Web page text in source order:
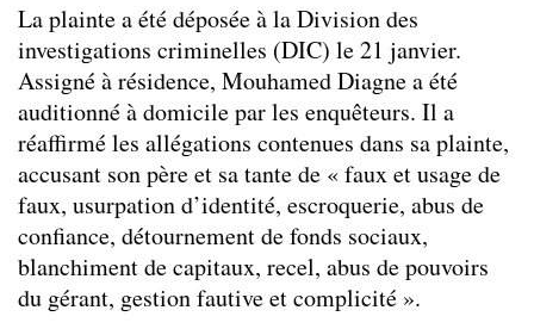
La plainte a été déposée à la Division des
investigations criminelles (DIC) le 21 janvier.
Assigné à résidence, Mouhamed Diagne a été
auditionné à domicile par les enquêteurs. Il a
réaffirmé les allégations contenues dans sa plainte,
accusant son père et sa tante de « faux et usage de
faux, usurpation d’identité, escroquerie, abus de
confiance, détournement de fonds sociaux,
blanchiment de capitaux, recel, abus de pouvoirs
du gérant, gestion fautive et complicité ».